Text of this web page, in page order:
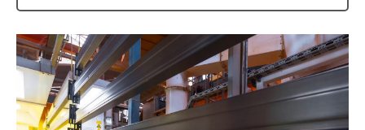
TRATTAMENTO
DELLA
SUPERFICIE